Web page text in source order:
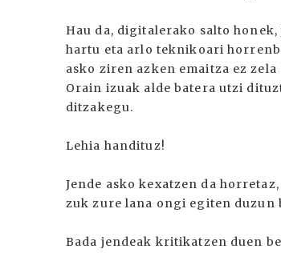
Hau da, digitalerako salto
hartu eta arlo teknikoari
asko ziren azken emaitza ez
Orain izuak alde batera utzi
ditzakegu.
Lehia handituz!
Jende asko kexatzen da
zuk zure lana ongi egiten duzun
Bada jendeak kritikatzen duen